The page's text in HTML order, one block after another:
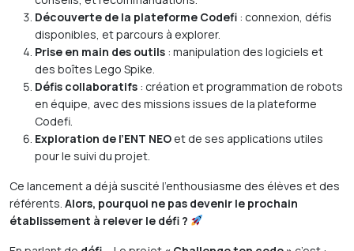
Découverte de la plateforme Codefi : connexion, défis
disponibles, et parcours à explorer.
Prise en main des outils : manipulation des logiciels et
des boîtes Lego Spike.
Défis collaboratifs : création et programmation de robots
en équipe, avec des missions issues de la plateforme
Codefi.
Exploration de l’ENT NEO et de ses applications utiles
pour le suivi du projet.
Ce lancement a déjà suscité l’enthousiasme des élèves et des
référents. Alors, pourquoi ne pas devenir le prochain
établissement à relever le défi ?